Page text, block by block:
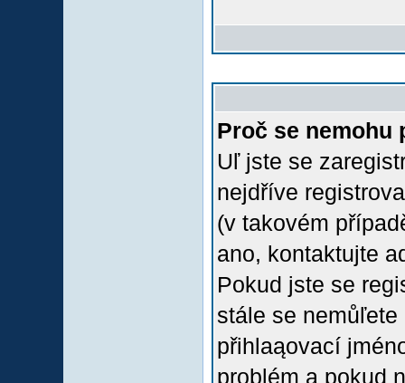
Proč se nemohu
Uľ jste se
nejdříve
(v takovém
ano, kontaktujte
Pokud jste se
stále se
přihlaąovací
problém a pokud